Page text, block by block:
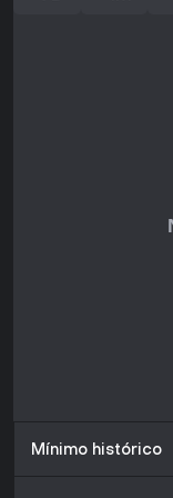
Mínimo histórico